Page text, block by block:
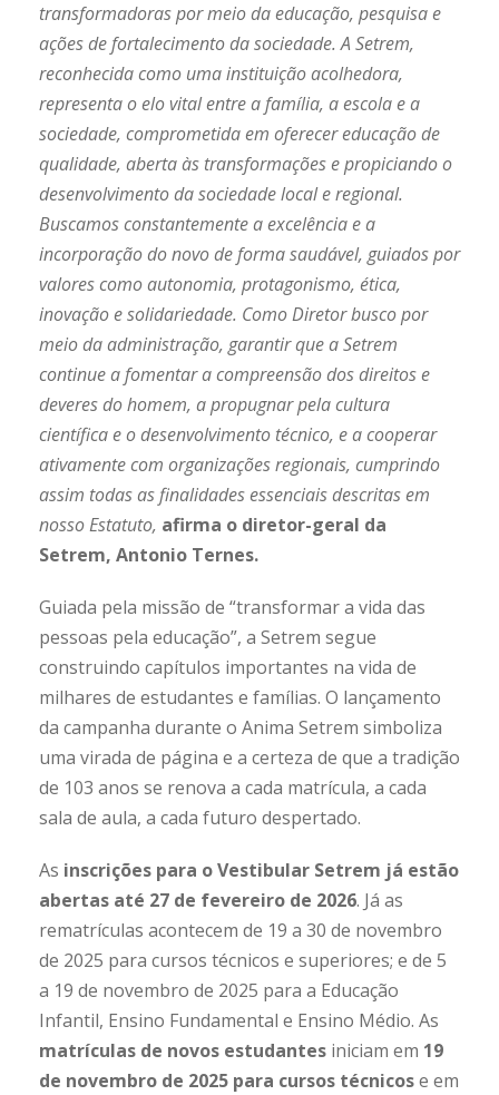
transformadoras por meio da educação, pesquisa e
ações de fortalecimento da sociedade. A Setrem,
reconhecida como uma instituição acolhedora,
representa o elo vital entre a família, a escola e a
sociedade, comprometida em oferecer educação de
qualidade, aberta às transformações e propiciando o
desenvolvimento da sociedade local e regional.
Buscamos constantemente a excelência e a
incorporação do novo de forma saudável, guiados por
valores como autonomia, protagonismo, ética,
inovação e solidariedade. Como Diretor busco por
meio da administração, garantir que a Setrem
continue a fomentar a compreensão dos direitos e
deveres do homem, a propugnar pela cultura
científica e o desenvolvimento técnico, e a cooperar
ativamente com organizações regionais, cumprindo
assim todas as finalidades essenciais descritas em
nosso Estatuto, afirma o diretor-geral da
Setrem, Antonio Ternes.
Guiada pela missão de “transformar a vida das
pessoas pela educação”, a Setrem segue
construindo capítulos importantes na vida de
milhares de estudantes e famílias. O lançamento
da campanha durante o Anima Setrem simboliza
uma virada de página e a certeza de que a tradição
de 103 anos se renova a cada matrícula, a cada
sala de aula, a cada futuro despertado.
As inscrições para o Vestibular Setrem já estão
abertas até 27 de fevereiro de 2026. Já as
rematrículas acontecem de 19 a 30 de novembro
de 2025 para cursos técnicos e superiores; e de 5
a 19 de novembro de 2025 para a Educação
Infantil, Ensino Fundamental e Ensino Médio. As
matrículas de novos estudantes iniciam em 19
de novembro de 2025 para cursos técnicose em